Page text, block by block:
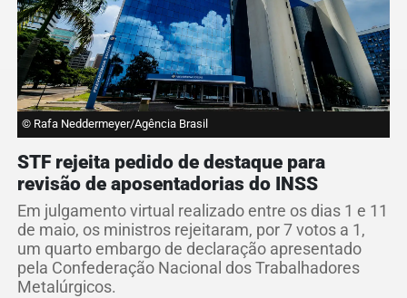
© Rafa Neddermeyer/Agência Brasil
STF rejeita pedido de destaque para
revisão de aposentadorias do INSS
Em julgamento virtual realizado entre os dias 1 e 11
de maio, os ministros rejeitaram, por 7 votos a 1,
um quarto embargo de declaração apresentado
pela Confederação Nacional dos Trabalhadores
Metalúrgicos.